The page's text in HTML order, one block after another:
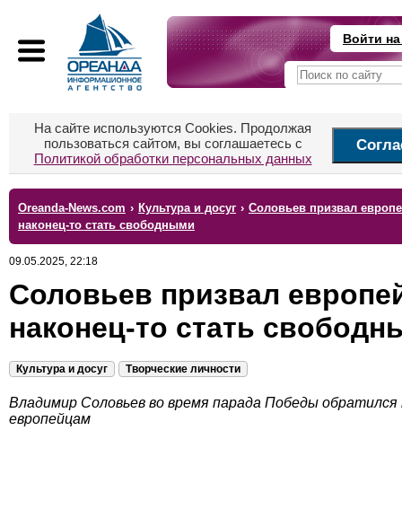
Войти
На сайте используются Cookies. Продолжая
пользоваться сайтом, вы соглашаетесь с
Политикой обработки персональных данных
Oreanda-News.com › Культура и досуг › Соловьев призвал
наконец-то стать свободными
09.05.2025, 22:18
Соловьев призвал
наконец-то стать
Культура и досуг Творческие личности
Владимир Соловьев во время парада Победы обратился
европейцам